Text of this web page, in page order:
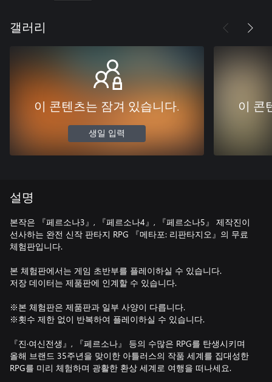
갤러리
이 콘텐츠는 잠겨 있습니다.
생일 입력
이 콘
설명
본작은 『페르소나3』, 『페르소나4』, 『페르소나5』 제작진이
선사하는 완전 신작 판타지 RPG 『메타포: 리판타지오』의 무료
체험판입니다.
본 체험판에서는 게임 초반부를 플레이하실 수 있습니다.
저장 데이터는 제품판에 인계할 수 있습니다.
※본 체험판은 제품판과 일부 사양이 다릅니다.
※횟수 제한 없이 반복하여 플레이하실 수 있습니다.
『진·여신전생』, 『페르소나』 등의 수많은 RPG를 탄생시키며
올해 브랜드 35주년을 맞이한 아틀러스의 작품 세계를 집대성한
RPG를 미리 체험하며 광활한 환상 세계로 여행을 떠나세요.